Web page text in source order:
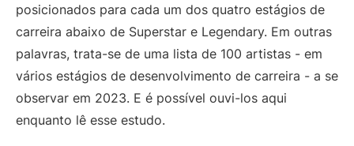
posicionados para cada um dos quatro estágios de
carreira abaixo de Superstar e Legendary. Em outras
palavras, trata-se de uma lista de 100 artistas - em
vários estágios de desenvolvimento de carreira - a se
observar em 2023. E é possível ouvi-los aqui
enquanto lê esse estudo.